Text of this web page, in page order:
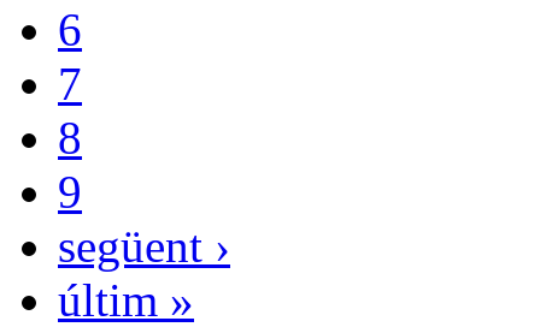
6
7
8
9
següent ›
últim »